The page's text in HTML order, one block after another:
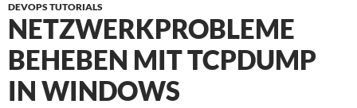
DEVOPS TUTORIALS
NETZWERKPROBLEME
BEHEBEN MIT TCPDUMP
IN WINDOWS